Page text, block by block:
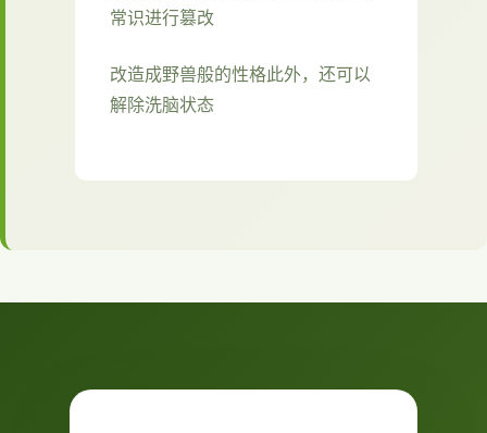
常识进行篡改
改造成野兽般的性格此外，还可以
解除洗脑状态